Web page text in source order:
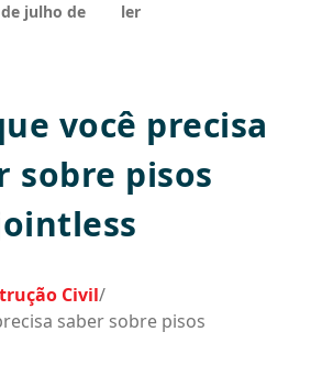
julho de
ler
você precisa
sobre pisos
Civil/
saber sobre pisos